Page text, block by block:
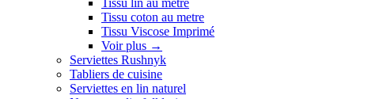
Tissu coton au metre
Tissu Viscose Imprimé
Voir plus →
Serviettes Rushnyk
Tabliers de cuisine
Serviettes en lin naturel